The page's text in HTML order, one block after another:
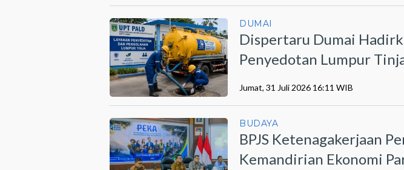
DUMAI
Dispertaru Dumai
Penyedotan Lumpur
Jumat, 31 Juli 2026 16:11 WIB
BUDAYA
BPJS Ketenagakerjaan
Kemandirian Ekonomi